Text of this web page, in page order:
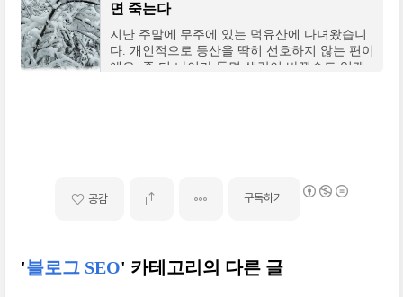
면 죽는다
지난 주말에 무주에 있는 덕유산에 다녀왔습니
다. 개인적으로 등산을 딱히 선호하지 않는 편이
에요. 좀 더 나이가 들면 생각이 바뀔수도 있겠
공감 구독하기
'블로그 SEO' 카테고리의 다른 글